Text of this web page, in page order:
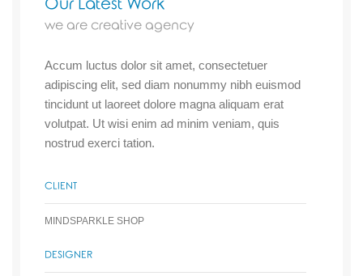
Our Latest Work
we are creative agency
Accum luctus dolor sit amet, consectetuer
adipiscing elit, sed diam nonummy nibh euismod
tincidunt ut laoreet dolore magna aliquam erat
volutpat. Ut wisi enim ad minim veniam, quis
nostrud exerci tation.
CLIENT
MINDSPARKLE SHOP
DESIGNER